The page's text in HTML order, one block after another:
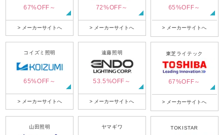
67%OFF～
> メーカーサイトへ
72%OFF～
> メーカーサイトへ
65%OFF～
> メーカーサイトへ
コイズミ照明
65%OFF～
> メーカーサイトへ
遠藤照明
53.5%OFF～
> メーカーサイトへ
東芝ライテック
67%OFF～
> メーカーサイトへ
山田照明 ヤマギワ TOKISTAR